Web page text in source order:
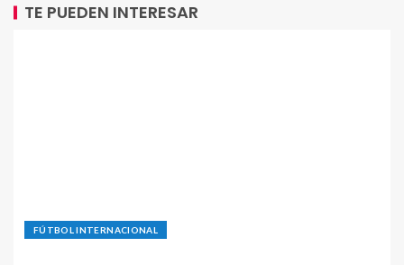
TE PUEDEN INTERESAR
FÚTBOL INTERNACIONAL